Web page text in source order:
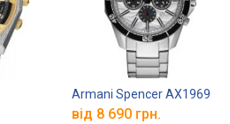
Armani Spencer AX1969
від 8 690 грн.